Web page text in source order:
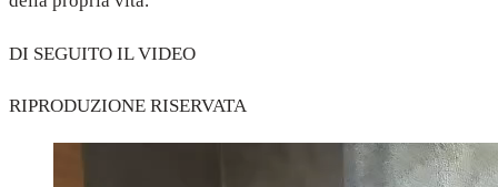
DI SEGUITO IL VIDEO
RIPRODUZIONE RISERVATA